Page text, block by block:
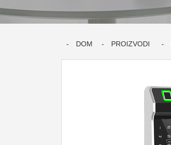
DOM PROIZVODI